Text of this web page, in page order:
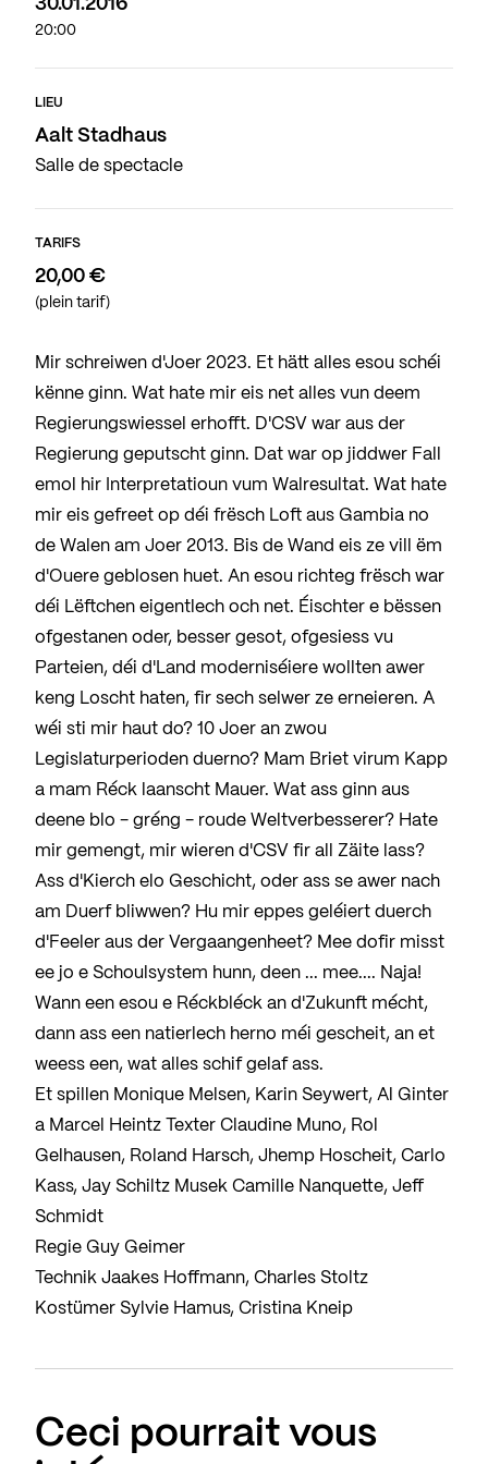
30.01.2016
20:00
LIEU
Aalt Stadhaus
Salle de spectacle
TARIFS
20,00 €
(plein tarif)
Mir schreiwen d'Joer 2023. Et hätt alles esou schéi
kënne ginn. Wat hate mir eis net alles vun deem
Regierungswiessel erhofft. D'CSV war aus der
Regierung geputscht ginn. Dat war op jiddwer Fall
emol hir Interpretatioun vum Walresultat. Wat hate
mir eis gefreet op déi frësch Loft aus Gambia no
de Walen am Joer 2013. Bis de Wand eis ze vill ëm
d'Ouere geblosen huet. An esou richteg frësch war
déi Lëftchen eigentlech och net. Éischter e bëssen
ofgestanen oder, besser gesot, ofgesiess vu
Parteien, déi d'Land moderniséiere wollten awer
keng Loscht haten, fir sech selwer ze erneieren. A
wéi sti mir haut do? 10 Joer an zwou
Legislaturperioden duerno? Mam Briet virum Kapp
a mam Réck laanscht Mauer. Wat ass ginn aus
deene blo - gréng - roude Weltverbesserer? Hate
mir gemengt, mir wieren d'CSV fir all Zäite lass?
Ass d'Kierch elo Geschicht, oder ass se awer nach
am Duerf bliwwen? Hu mir eppes geléiert duerch
d'Feeler aus der Vergaangenheet? Mee dofir misst
ee jo e Schoulsystem hunn, deen ... mee.... Naja!
Wann een esou e Réckbléck an d'Zukunft mécht,
dann ass een natierlech herno méi gescheit, an et
weess een, wat alles schif gelaf ass.
Et spillen Monique Melsen, Karin Seywert, Al Ginter
a Marcel Heintz Texter Claudine Muno, Rol
Gelhausen, Roland Harsch, Jhemp Hoscheit, Carlo
Kass, Jay Schiltz Musek Camille Nanquette, Jeff
Schmidt
Regie Guy Geimer
Technik Jaakes Hoffmann, Charles Stoltz
Kostümer Sylvie Hamus, Cristina Kneip
Ceci pourrait vous